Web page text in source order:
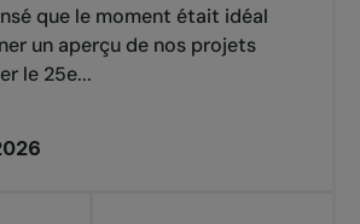
que le moment était idéal
un aperçu de nos projets
le 25e...